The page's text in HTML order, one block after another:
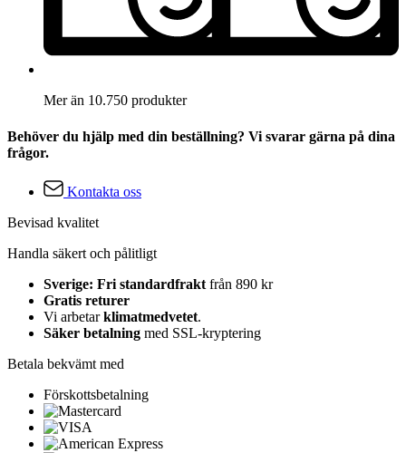
Mer än 10.750 produkter
Behöver du hjälp med din beställning? Vi svarar gärna på dina
frågor.
Kontakta oss
Bevisad kvalitet
Handla säkert och pålitligt
Sverige: Fri standardfrakt från 890 kr
Gratis returer
Vi arbetarklimatmedvetet.
Säker betalning med SSL-kryptering
Betala bekvämt med
Förskottsbetalning